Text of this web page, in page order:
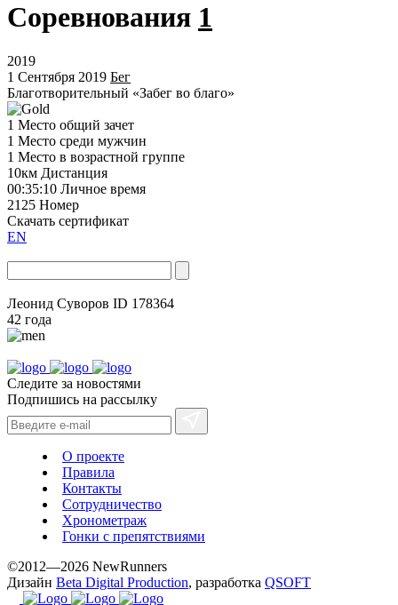
Соревнования 1
2019
1 Сентября 2019 Бег
Благотворительный «Забег во благо»
1 Место общий зачет
1 Место среди мужчин
1 Место в возрастной группе
10км Дистанция
00:35:10 Личное время
2125 Номер
Скачать сертификат
EN
Леонид Суворов ID 178364
42 года
Следите за новостями
Подпишись на рассылку
О проекте
Правила
Контакты
Сотрудничество
Хронометраж
Гонки с препятствиями
©2012—2026 NewRunners
Дизайн Beta Digital Production, разработка QSOFT